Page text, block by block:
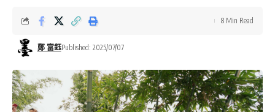
鄭 富鈺Published: 2025/07/07
8 Min Read